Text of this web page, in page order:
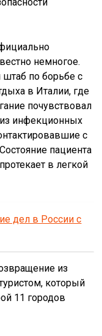
немногое.
по борьбе с
в Италии, где
почувствовал
инфекционных
с
пациента
в легкой
дел в России с
из
который
11 городов